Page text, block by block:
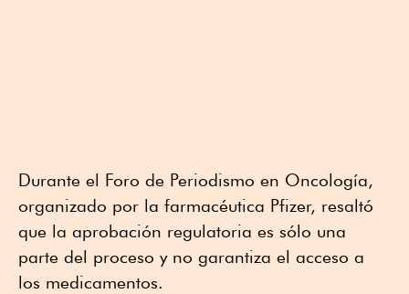
Durante el Foro de Periodismo en Oncología,
organizado por la farmacéutica Pfizer, resaltó
que la aprobación regulatoria es sólo una
parte del proceso y no garantiza el acceso a
los medicamentos.